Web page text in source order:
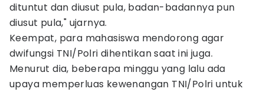
dituntut dan diusut pula, badan-badannya pun
diusut pula," ujarnya.
Keempat, para mahasiswa mendorong agar
dwifungsi TNI/Polri dihentikan saat ini juga.
Menurut dia, beberapa minggu yang lalu ada
upaya memperluas kewenangan TNI/Polri untuk